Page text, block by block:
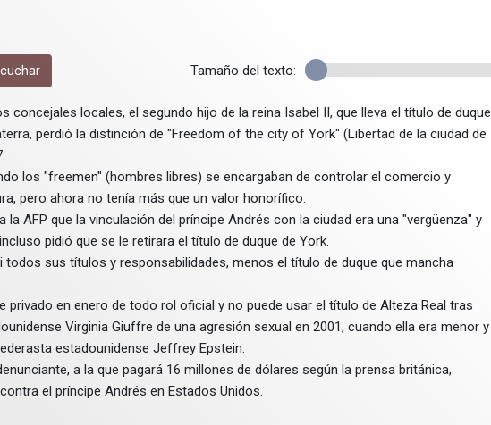
Tamaño del texto:
concejales locales, el segundo hijo de la reina Isabel II, que lleva el título de duque
perdió la distinción de "Freedom of the city of York" (Libertad de la ciudad de
los "freemen" (hombres libres) se encargaban de controlar el comercio y
pero ahora no tenía más que un valor honorífico.
la AFP que la vinculación del príncipe Andrés con la ciudad era una "vergüenza" y
pidió que se le retirara el título de duque de York.
todos sus títulos y responsabilidades, menos el título de duque que mancha
privado en enero de todo rol oficial y no puede usar el título de Alteza Real tras
Virginia Giuffre de una agresión sexual en 2001, cuando ella era menor y
estadounidense Jeffrey Epstein.
a la que pagará 16 millones de dólares según la prensa británica,
el príncipe Andrés en Estados Unidos.